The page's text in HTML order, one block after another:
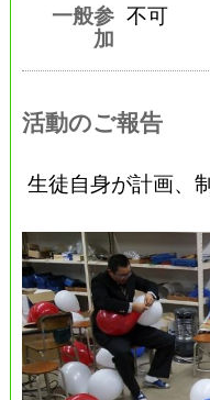
一般参
加
不可
活動のご報告
生徒自身が計画、